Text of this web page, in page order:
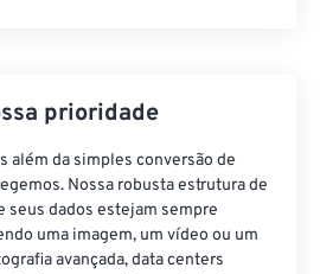
prioridade
além da simples conversão de
Nossa robusta estrutura de
seus dados estejam sempre
uma imagem, um vídeo ou um
avançada, data centers